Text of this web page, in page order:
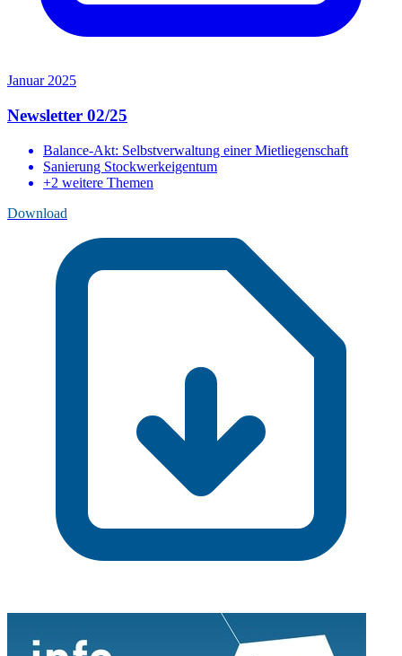
Januar 2025
Newsletter 02/25
Balance-Akt: Selbstverwaltung einer Mietliegenschaft
Sanierung Stockwerkeigentum
+2 weitere Themen
Download